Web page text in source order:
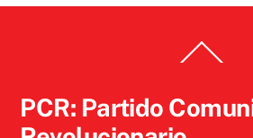
To
PCR: Partido